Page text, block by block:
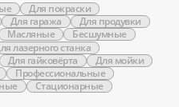
Для покраски
Для гаража
Для продувки
Масляные
Бесшумные
лазерного станка
Для гайковёрта
Для мойки
Профессиональные
Стационарные